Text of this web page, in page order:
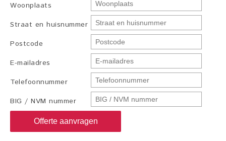
Woonplaats
Straat en huisnummer
Postcode
E-mailadres
Telefoonnummer
BIG / NVM nummer
Offerte aanvragen